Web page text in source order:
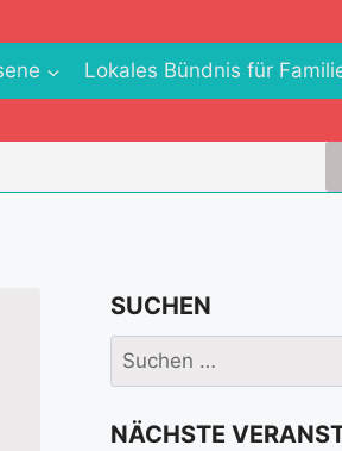
Lokales Bündnis für
SUCHEN
Suchen
nach:
NÄCHSTE